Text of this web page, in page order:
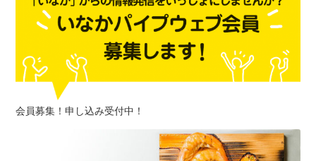
会員募集！申し込み受付中！